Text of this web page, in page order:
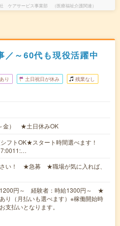
ケアサービス事業部 （医療福祉介護関連）
／～60代も現役活躍中
り 土日祝日が休み 残業なし
金） ★土日休みOK
フトOK★スタート時間選べます！
さい！ ★急募 ★職場が気に入れば、
1200円～ 経験者：時給1300円～ ★
り（月払いも選べます）※稼働開始時
支払いとなります。